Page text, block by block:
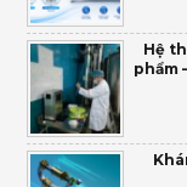
Hệ
phẩm